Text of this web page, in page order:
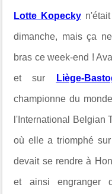
Lotte Kopecky
dimanche, mais ça
bras ce week-end !
et sur Liège-
championne du
l'International Belgian
où elle a triomphé
devait se rendre à
et ainsi engranger